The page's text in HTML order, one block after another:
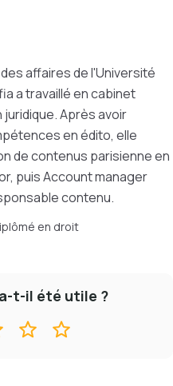
affaires de l'Université
a travaillé en cabinet
Après avoir
en édito, elle
de contenus parisienne en
puis Account manager
contenu.
en droit
t-il été utile ?